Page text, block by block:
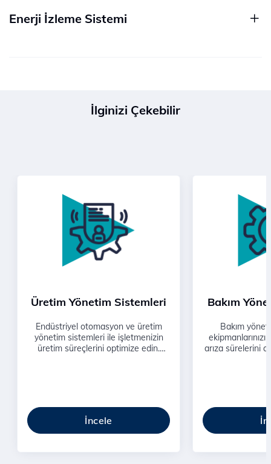
Enerji İzleme Sistemi
İlginizi Çekebilir
Üretim Yönetim Sistemleri
Endüstriyel otomasyon ve üretim
yönetim sistemleri ile işletmenizin
üretim süreçlerini optimize edin.
İncele
Bakım
Bakım
arıza sürelerini